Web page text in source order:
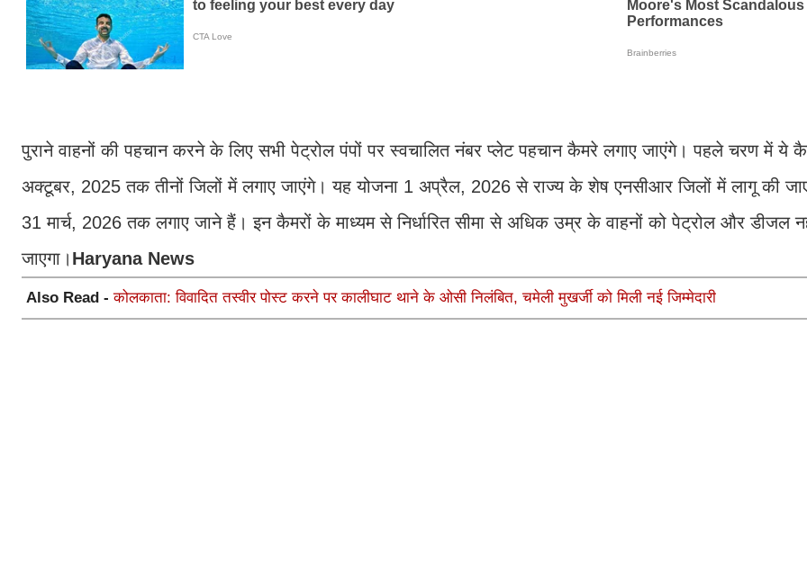
पुराने वाहनों की पहचान करने के लिए सभी पेट्रोल पंपों पर स्वचालित नंबर प्लेट पहचान कैमरे लगाए जाएंगे। पहले चरण में ये
अक्टूबर, 2025 तक तीनों जिलों में लगाए जाएंगे। यह योजना 1 अप्रैल, 2026 से राज्य के शेष एनसीआर जिलों में लागू की
31 मार्च, 2026 तक लगाए जाने हैं। इन कैमरों के माध्यम से निर्धारित सीमा से अधिक उम्र के वाहनों को पेट्रोल और डीजल
जाएगा। Haryana News
Also Read -कोलकाता: विवादित तस्वीर पोस्ट करने पर कालीघाट थाने के ओसी निलंबित, चमेली मुखर्जी को मिली नई जिम्मेदारी